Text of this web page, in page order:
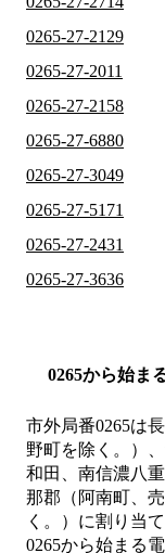
0265-27-2129
0265-27-2011
0265-27-2158
0265-27-6880
0265-27-3049
0265-27-5171
0265-27-2431
0265-27-3636
0265から始ま
市外局番0265は
野町を除く。）
和田、南信濃八
那郡（阿南町、
く。） に割り当
0265から始まる